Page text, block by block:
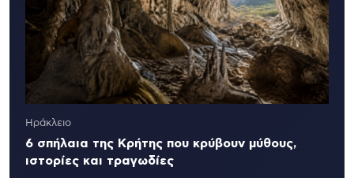
Ηράκλειο
6 σπήλαια της Κρήτης που κρύβουν μύθους,
ιστορίες και τραγωδίες